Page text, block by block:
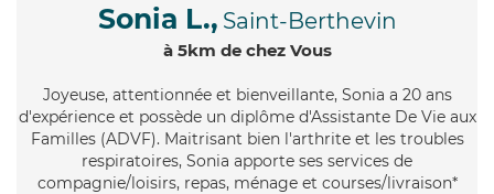
Sonia L., Saint-Berthevin
à 5km de chez Vous
Joyeuse, attentionnée et bienveillante, Sonia a 20 ans
d'expérience et possède un diplôme d'Assistante De Vie aux
Familles (ADVF). Maitrisant bien l'arthrite et les troubles
respiratoires, Sonia apporte ses services de
compagnie/loisirs, repas, ménage et courses/livraison*